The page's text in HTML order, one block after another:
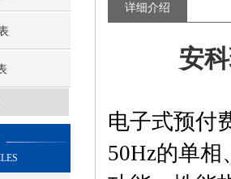
详细介绍
安
电子式预付
50Hz的单相